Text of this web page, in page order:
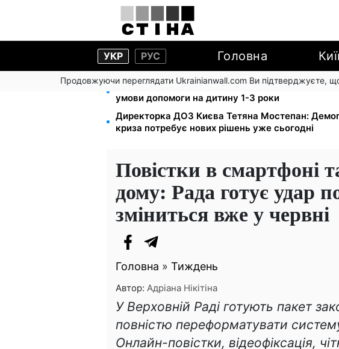
УКР РУС Головна
Продовжуючи переглядати Ukrainianwall.com Ви підтверджуєте,
Працюєте повний день — отримуйте єЯсла: ПФУ
умови допомоги на дитину 1-3 роки
Директорка ДОЗ Києва Тетяна Мостепан:
криза потребує нових рішень уже сьогодні
Повістки в смартфоні
дому: Рада готує
зміниться вже у червні
Головна » Тиждень
Автор: Адріана Нікітіна
У Верховній Раді готують пакет
повністю переформатувати систему
Онлайн-повістки, відеофіксація,